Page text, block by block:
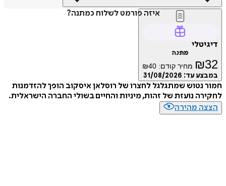
איזה פורמט לשלוח כמתנה?
₪ מחיר קודם: ₪40
עד:31/08/2026
נטוש שמתגלגל לחצרו של רוסלאן איסקוב הופך להזדמנות
נועזת של זהות, מיניות והחיים בשולי החברה הישראלית.
מהירה